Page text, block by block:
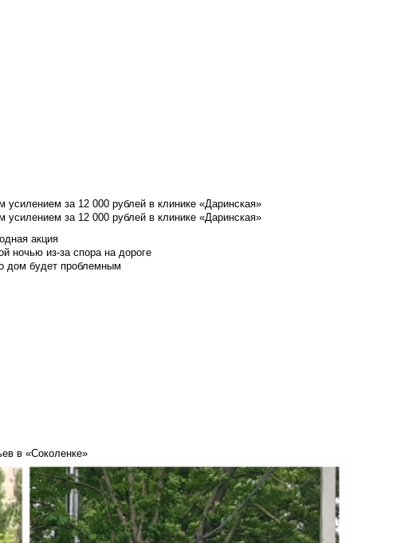
за 12 000 рублей в клинике «Даринская»
за 12 000 рублей в клинике «Даринская»
акция
ночью из-за спора на дороге
дом будет проблемным
в «Соколенке»